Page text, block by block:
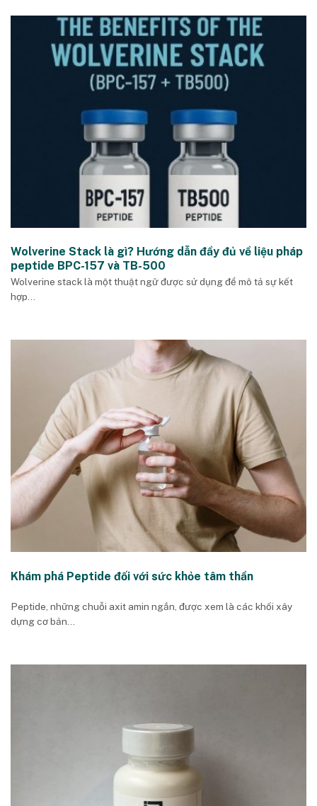
Wolverine Stack là gì? Hướng dẫn đầy đủ về liệu pháp
peptide BPC-157 và TB-500
Wolverine stack là một thuật ngữ được sử dụng để mô tả sự kết
hợp...
Khám phá Peptide đối với sức khỏe tâm thần
Peptide, những chuỗi axit amin ngắn, được xem là các khối xây
dựng cơ bản...